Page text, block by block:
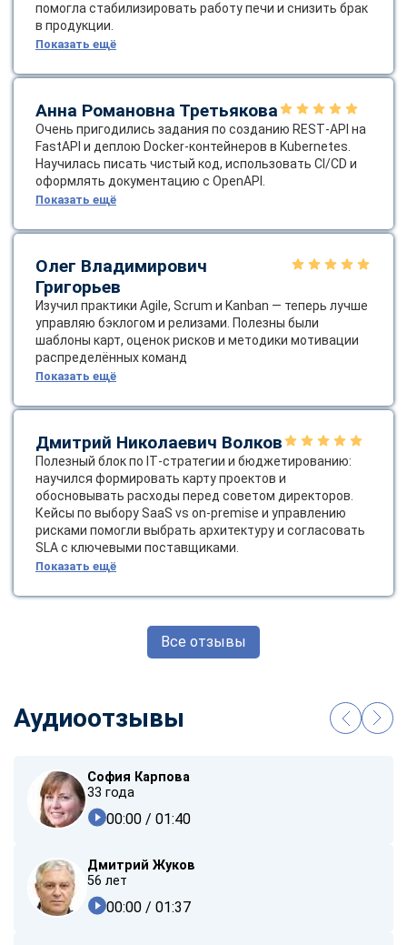
помогла стабилизировать работу печи и снизить брак
в продукции.
Показать ещё
Анна Романовна Третьякова
Очень пригодились задания по созданию REST‑API на
FastAPI и деплою Docker‑контейнеров в Kubernetes.
Научилась писать чистый код, использовать CI/CD и
оформлять документацию с OpenAPI.
Показать ещё
Олег Владимирович
Григорьев
Изучил практики Agile, Scrum и Kanban — теперь лучше
управляю бэклогом и релизами. Полезны были
шаблоны карт, оценок рисков и методики мотивации
распределённых команд
Показать ещё
Дмитрий Николаевич Волков
Полезный блок по IT‑стратегии и бюджетированию:
научился формировать карту проектов и
обосновывать расходы перед советом директоров.
Кейсы по выбору SaaS vs on‑premise и управлению
рисками помогли выбрать архитектуру и согласовать
SLA с ключевыми поставщиками.
Показать ещё
Все отзывы
Аудиоотзывы
София Карпова
33 года
00:00 / 01:40
Дмитрий Жуков
56 лет
00:00 / 01:37